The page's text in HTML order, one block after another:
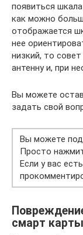
появиться
как можно
отображается
нее
низкий, то
антенну и, при
Вы можете
задать свой
Вы можете
Просто
Если у вас
смарт карты